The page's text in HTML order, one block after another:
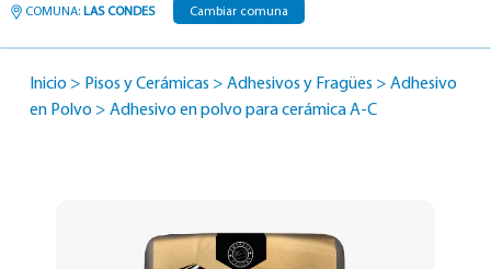
COMUNA: LAS CONDES Cambiar comuna
Inicio > Pisos y Cerámicas > Adhesivos y Fragües > Adhesivo
en Polvo > Adhesivo en polvo para cerámica A-C